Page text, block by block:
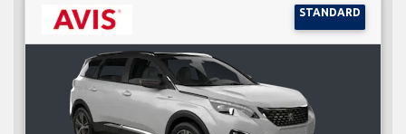
STANDARD